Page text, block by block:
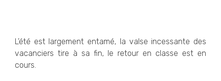
L’été est largement entamé, la valse incessante des
vacanciers tire à sa fin, le retour en classe est en
cours.